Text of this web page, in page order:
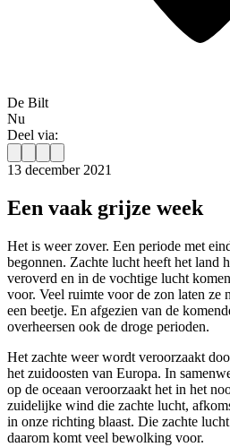
De Bilt
Nu
Deel via:
13 december 2021
Een vaak grijze week
Het is weer zover. Een periode met
begonnen. Zachte lucht heeft het land
veroverd en in de vochtige lucht
voor. Veel ruimte voor de zon laten ze
een beetje. En afgezien van de
overheersen ook de droge perioden.
Het zachte weer wordt veroorzaakt
het zuidoosten van Europa. In
op de oceaan veroorzaakt het in het
zuidelijke wind die zachte lucht,
in onze richting blaast. Die zachte
daarom komt veel bewolking voor.